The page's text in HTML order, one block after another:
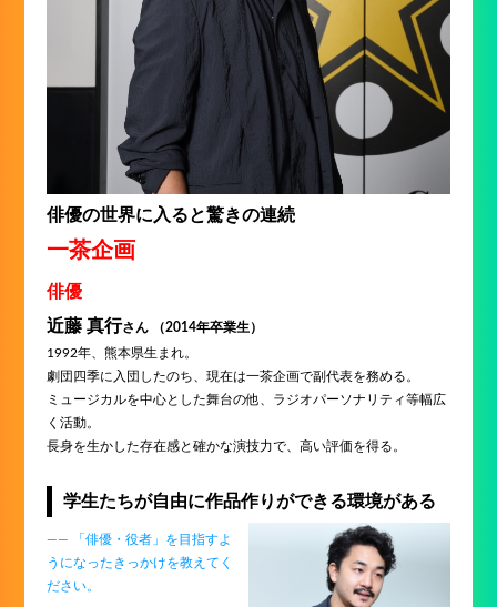
俳優の世界に入ると驚きの連続
一茶企画
俳優
近藤 真行さん （2014年卒業生）
1992年、熊本県生まれ。
劇団四季に入団したのち、現在は一茶企画で副代表を務める。
ミュージカルを中心とした舞台の他、ラジオパーソナリティ等幅広
く活動。
長身を生かした存在感と確かな演技力で、高い評価を得る。
学生たちが自由に作品作りができる環境がある
―― 「俳優・役者」を目指すよ
うになったきっかけを教えてく
ださい。